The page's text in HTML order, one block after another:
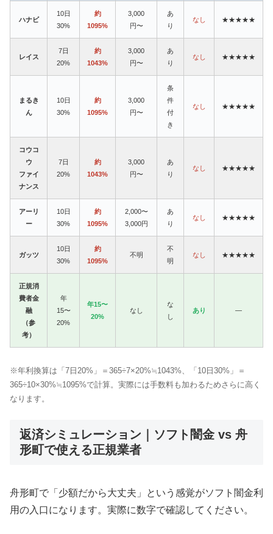
ハナビ
10日
30%
約
1095%
3,000
円〜
あ
り
なし ★★★★★
レイス
7日
20%
約
1043%
3,000
円〜
あ
り
なし ★★★★★
まるき
ん
10日
30%
約
1095%
3,000
円〜
条
件
付
き
なし ★★★★★
コウコ
ウ
ファイ
ナンス
7日
20%
約
1043%
3,000
円〜
あ
り
なし ★★★★★
アーリ
ー
10日
30%
約
1095%
2,000〜
3,000円
あ
り
なし ★★★★★
ガッツ
10日
30%
約
1095%
不明
不
明
なし ★★★★★
正規消
費者金
融
（参
考）
年
15〜
20%
年15〜
20%
なし
な
し
あり —
※年利換算は「7日20%」＝365÷7×20%≒1043%、「10日30%」＝
365÷10×30%≒1095%で計算。実際には手数料も加わるためさらに高く
なります。
返済シミュレーション｜ソフト闇金 vs 舟
形町で使える正規業者
舟形町で「少額だから大丈夫」という感覚がソフト闇金利
用の入口になります。実際に数字で確認してください。